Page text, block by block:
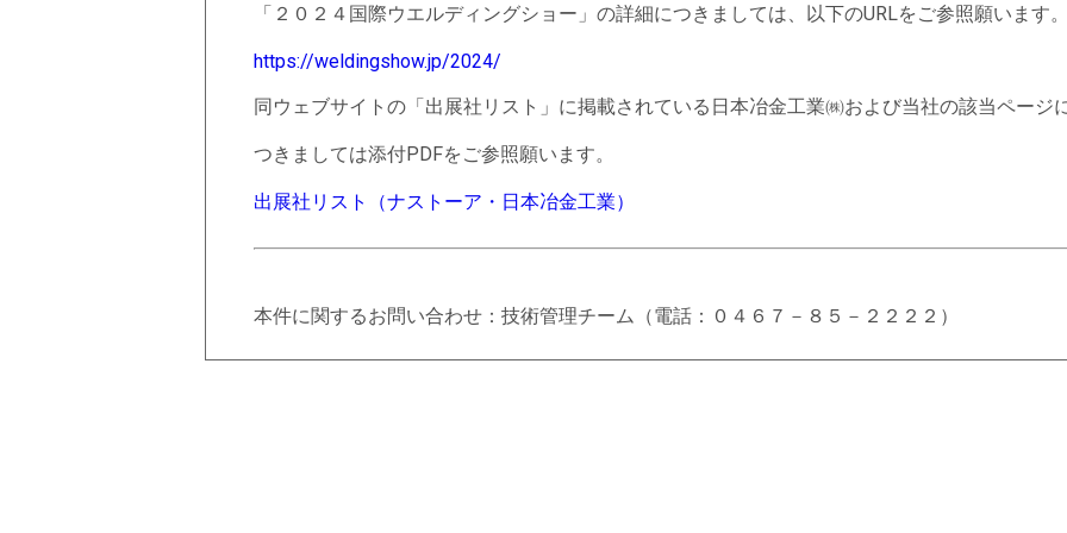
「２０２４国際ウエルディングショー」の詳細につきましては、以下のURLをご参照願います
https://weldingshow.jp/2024/
同ウェブサイトの「出展社リスト」に掲載されている日本冶金工業㈱および当社の該当ページ
つきましては添付PDFをご参照願います。
出展社リスト（ナストーア・日本冶金工業）
本件に関するお問い合わせ：技術管理チーム（電話：０４６７－８５－２２２２）